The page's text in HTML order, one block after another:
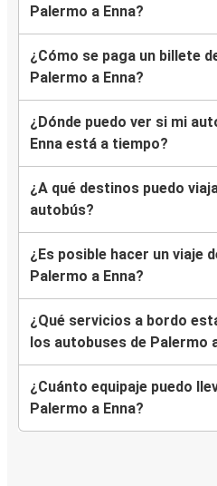
Palermo a Enna?
¿Cómo se paga un billete
Palermo a Enna?
¿Dónde puedo ver si mi
Enna está a tiempo?
¿A qué destinos puedo
autobús?
¿Es posible hacer un viaje
Palermo a Enna?
¿Qué servicios a bordo
los autobuses de Palermo
¿Cuánto equipaje puedo
Palermo a Enna?